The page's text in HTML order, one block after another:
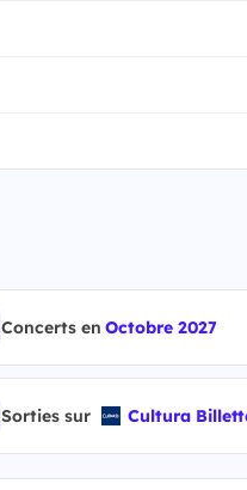
Concerts enOctobre 2027
Sorties sur Cultura